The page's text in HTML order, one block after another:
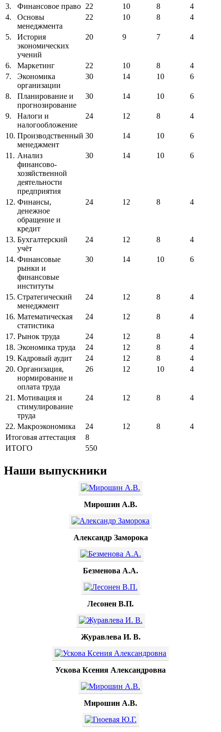
3.
Финансовое право 22 10 8
4
4.
Основы
менеджмента
22 10 8 4
5.
История
экономических
учений
20 9 7 4
6. Маркетинг 22 10 8
4
7.
Экономика
организации
30 14 10 6
8.
Планирование и
прогнозирование
30 14 10 6
9.
Налоги и
налогообложение
24 12 8 4
10. Производственный
менеджмент
30 14 10 6
11. Анализ
финансово-
хозяйственной
деятельности
предприятия
30 14 10 6
12. Финансы,
денежное
обращение и
кредит
24 12 8 4
13. Бухгалтерский
учёт
24 12 8 4
14. Финансовые
рынки и
финансовые
институты
30 14 10 6
15. Стратегический
менеджмент
24 12 8 4
16. Математическая
статистика
24 12 8 4
17. Рынок труда 24 12 8
4
18. Экономика труда 24 12 8
4
19. Кадровый аудит 24 12 8
4
20. Организация,
нормирование и
оплата труда
26 12 10 4
21. Мотивация и
стимулирование
труда
24 12 8 4
22. Макроэкономика 24 12 8
4
Итоговая аттестация
8
ИТОГО
550
Наши выпускники
Мирошин А.В.
Александр Заморока
Безменова А.А.
Лесонен В.П.
Журавлева И. В.
Ускова Ксения Александровна
Мирошин А.В.